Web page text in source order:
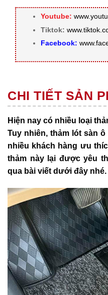
Youtube:
Tiktok:
Facebook:
CHI TIẾT SẢN
Hiện nay có nhiều loại
Tuy nhiên, thảm lót sàn
nhiều khách hàng ưu
thảm này lại được yêu
qua bài viết dưới đây nhé.